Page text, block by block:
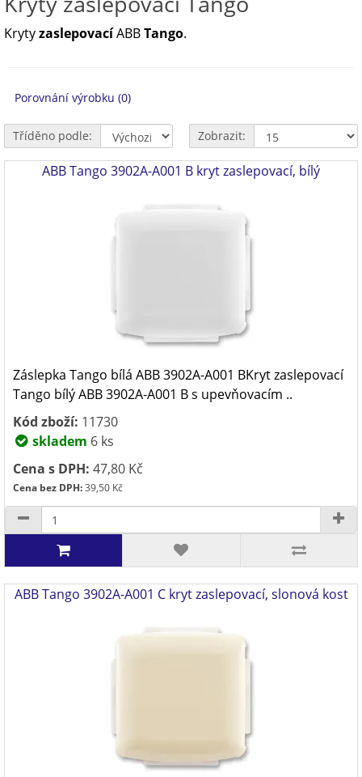
KrytyzaslepovacíABBTango.
Porovnání výrobku (0)
Tříděno podle: Zobrazit:
ABB Tango 3902A-A001 B kryt zaslepovací, bílý
Záslepka Tango bílá ABB 3902A-A001 BKryt zaslepovací
Tango bílý ABB 3902A-A001 B s upevňovacím ..
Kód zboží: 11730
skladem 6 ks
Cena s DPH: 47,80 Kč
Cena bez DPH:39,50 Kč
ABB Tango 3902A-A001 C kryt zaslepovací, slonová kost